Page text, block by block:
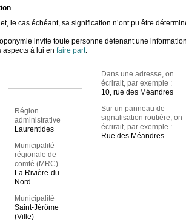
le cas échéant, sa signification n’ont pu être
invite toute personne détenant une
aspects à lui en faire part.
Région
administrative
Laurentides
Municipalité
régionale de
comté (MRC)
La Rivière-du-
Nord
Municipalité
Saint-Jérôme
(Ville)
Dans une adresse, on
écrirait, par exemple :
10, rue des Méandres
Sur un panneau de
signalisation routière, on
écrirait, par exemple :
Rue des Méandres